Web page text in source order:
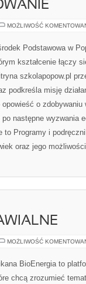
MOŻLIWOŚĆ
Podstawowa w
kształcenie łączy
szkolapopow.pl
podkreśla misję
opowieść o
po następne wyzwania
Programy i
oraz jego
MOŻLIWOŚĆ
BioEnergia to
chcą zrozumieć